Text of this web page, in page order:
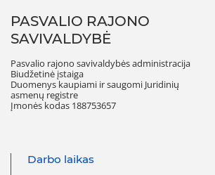
PASVALIO RAJONO
SAVIVALDYBĖ
Pasvalio rajono savivaldybės administracija
Biudžetinė įstaiga
Duomenys kaupiami ir saugomi Juridinių
asmenų registre
Įmonės kodas 188753657
Darbo laikas